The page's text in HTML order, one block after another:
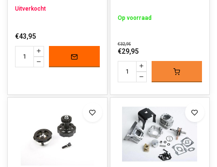
Uitverkocht
€43,95
Op voorraad
€32,95
€29,95